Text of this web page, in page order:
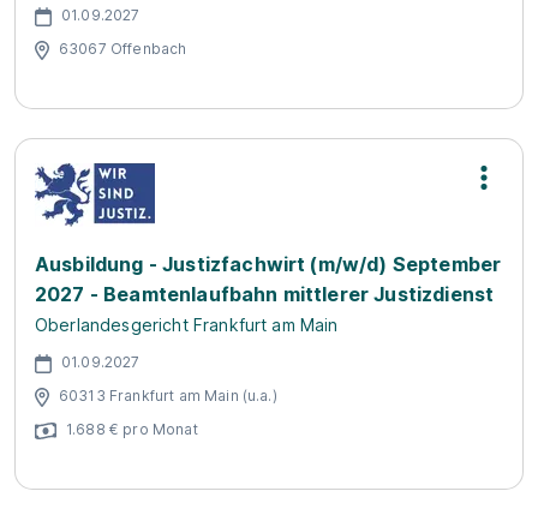
01.09.2027
63067 Offenbach
Ausbildung - Justizfachwirt (m/w/d) September
2027 - Beamtenlaufbahn mittlerer Justizdienst
Oberlandesgericht Frankfurt am Main
01.09.2027
60313 Frankfurt am Main (u.a.)
1.688 € pro Monat